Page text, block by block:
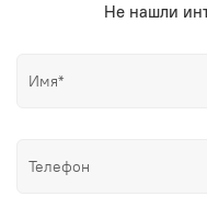
Не нашли